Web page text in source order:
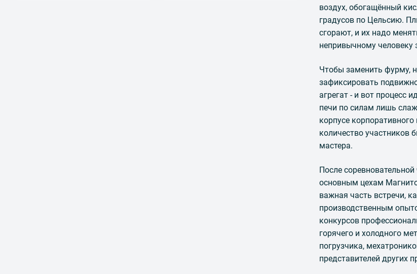
воздух, обогащённый
градусов по Цельсию.
сгорают, и их надо
непривычному человеку
Чтобы заменить фурму,
зафиксировать
агрегат - и вот процесс
печи по силам лишь
корпусе
количество участников
мастера.
После
основным цехам
важная часть встречи,
производственным
конкурсов
горячего и холодного
погрузчика,
представителей других